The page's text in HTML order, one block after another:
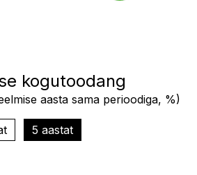
kogutoodang
aasta sama perioodiga, %)
5 aastat